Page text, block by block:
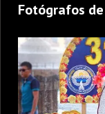
CONTACTO
Fotógrafos